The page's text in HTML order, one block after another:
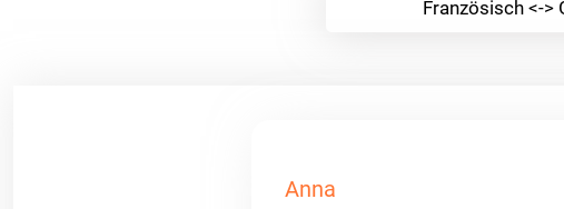
Französisch <->
Anna